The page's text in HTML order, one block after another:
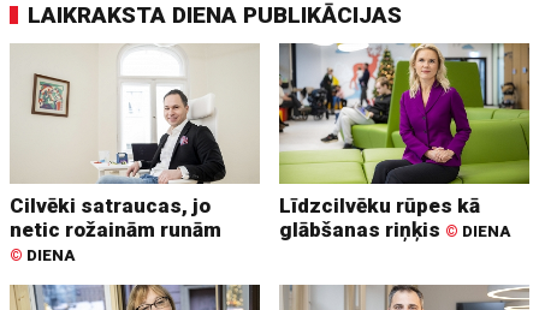
LAIKRAKSTA DIENA PUBLIKĀCIJAS
Cilvēki satraucas, jo
netic rožainām runām
© DIENA
Līdzcilvēku rūpes kā
glābšanas riņķis © DIENA